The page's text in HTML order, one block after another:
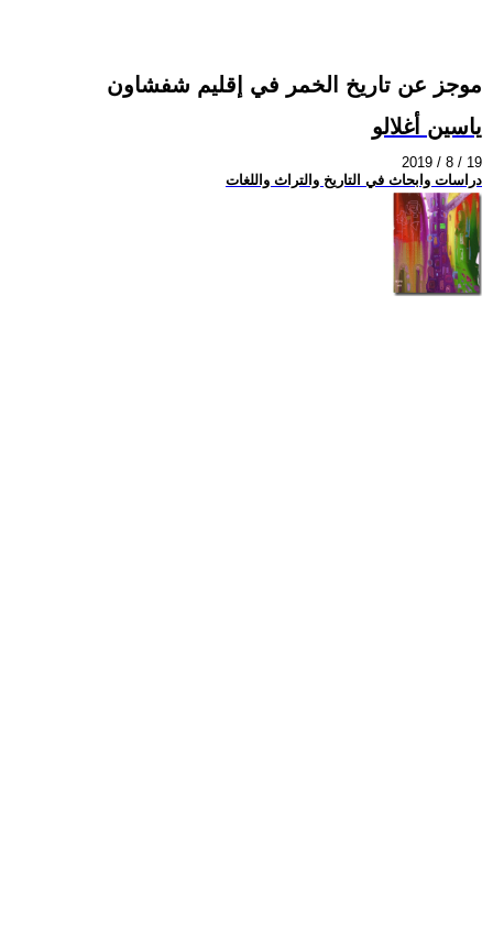
موجز عن تاريخ الخمر في إقليم شفشاون
ياسين أغلالو
2019 / 8 / 19
دراسات وابحاث في التاريخ والتراث واللغات